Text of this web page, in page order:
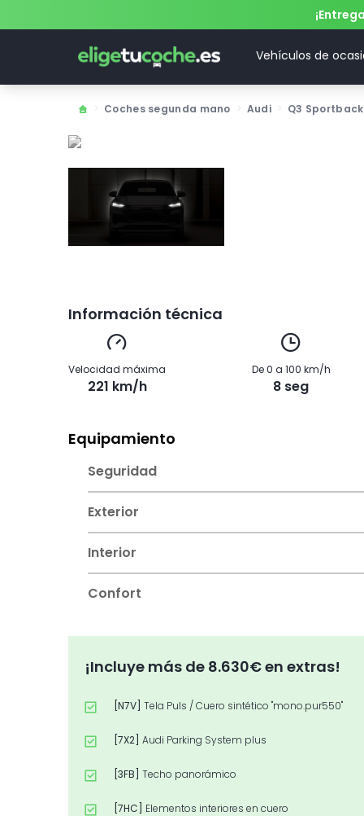
Vehículos de
Coches segunda mano Audi Q3 Sportback
Información técnica
Velocidad máxima
221 km/h
De 0 a 100 km/h
8 seg
Equipamiento
Seguridad
Exterior
Interior
Confort
¡Incluye más de 8.630€ en extras!
[N7V] Tela Puls / Cuero sintético "mono.pur550"
[7X2] Audi Parking System plus
[3FB] Techo panorámico
[7HC] Elementos interiores en cuero